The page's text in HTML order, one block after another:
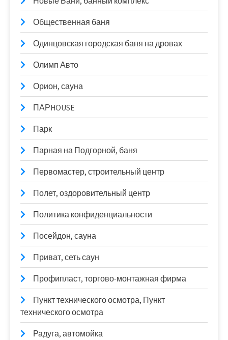
Общественная баня
Одинцовская городская баня на дровах
Олимп Авто
Орион, сауна
ПАРHOUSE
Парк
Парная на Подгорной, баня
Первомастер, строительный центр
Полет, оздоровительный центр
Политика конфиденциальности
Посейдон, сауна
Приват, сеть саун
Профипласт, торгово-монтажная фирма
Пункт технического осмотра, Пункт
технического осмотра
Радуга, автомойка